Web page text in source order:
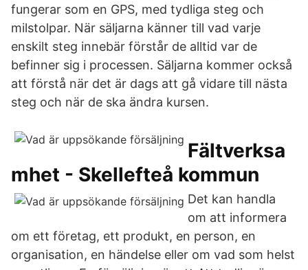
fungerar som en GPS, med tydliga steg och
milstolpar. När säljarna känner till vad varje
enskilt steg innebär förstår de alltid var de
befinner sig i processen. Säljarna kommer också
att förstå när det är dags att gå vidare till nästa
steg och när de ska ändra kursen.
Fältverksa
mhet - Skellefteå kommun
Det kan handla
om att informera
om ett företag, ett produkt, en person, en
organisation, en händelse eller om vad som helst